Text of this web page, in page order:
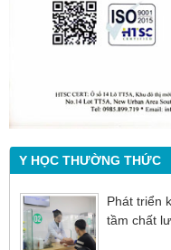
Y HỌC THƯỜNG THỨC
Phát triển
tầm chất